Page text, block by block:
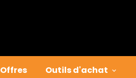
Offres Outils d'achat